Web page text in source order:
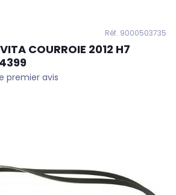
Réf. 9000503735
COURROIE 2012 H7
premier avis